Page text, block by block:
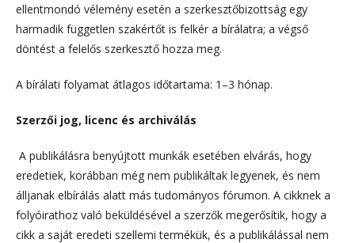
ellentmondó vélemény esetén a szerkesztőbizottság egy
harmadik független szakértőt is felkér a bírálatra; a végső
döntést a felelős szerkesztő hozza meg.
A bírálati folyamat átlagos időtartama: 1–3 hónap.
Szerzői jog, licenc és archiválás
A publikálásra benyújtott munkák esetében elvárás, hogy
eredetiek, korábban még nem publikáltak legyenek, és nem
álljanak elbírálás alatt más tudományos fórumon. A cikknek a
folyóirathoz való beküldésével a szerzők megerősítik, hogy a
cikk a saját eredeti szellemi termékük, és a publikálással nem